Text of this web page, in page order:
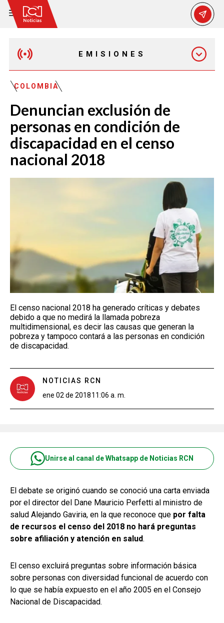
EMISIONES
EMISIÓN 12:30 PM
EMISIÓN 7:00 PM
COLOMBIA
Denuncian exclusión de
personas en condición de
discapacidad en el censo
nacional 2018
El censo nacional 2018 ha generado críticas y debates
debido a que no medirá la llamada pobreza
multidimensional, es decir las causas que generan la
pobreza y tampoco contará a las personas en condición
de discapacidad.
NOTICIAS RCN
ene 02 de 201811:06 a. m.
Unirse al canal de Whatsapp de Noticias RCN
El debate se originó cuando se conoció una carta enviada
por el director del Dane Mauricio Perfetti al ministro de
salud Alejando Gaviria, en la que reconoce que por falta
de recursos el censo del 2018 no hará preguntas
sobre afiliación y atención en salud.
El censo excluirá preguntas sobre información básica
sobre personas con diversidad funcional de acuerdo con
lo que se había expuesto en el año 2005 en el Consejo
Nacional de Discapacidad.